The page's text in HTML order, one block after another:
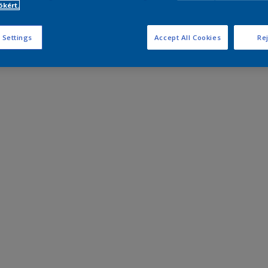
Settings Accept All Cookies